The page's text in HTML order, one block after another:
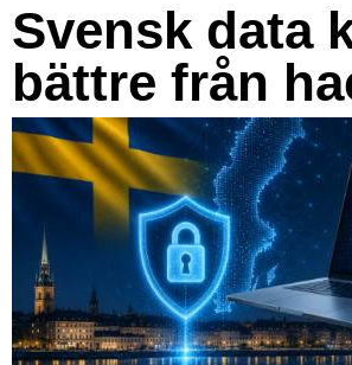
Svensk data
bättre från